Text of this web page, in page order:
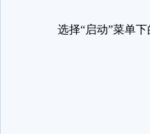
选择“启动”菜单下